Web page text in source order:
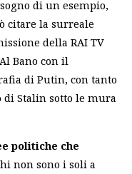
di un esempio,
citare la surreale
della RAI TV
Bano con il
di Putin, con tanto
di Stalin sotto le mura
politiche che
non sono i soli a